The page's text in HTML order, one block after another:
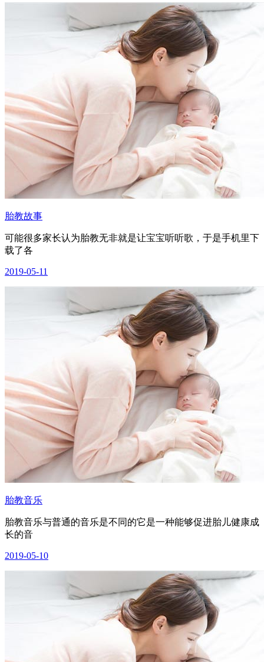
胎教故事
可能很多家长认为胎教无非就是让宝宝听听歌，于是手机里下
载了各
2019-05-11
胎教音乐
胎教音乐与普通的音乐是不同的它是一种能够促进胎儿健康成
长的音
2019-05-10